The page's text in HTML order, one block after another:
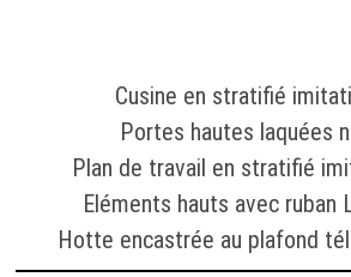
Cusine en stratifié
Portes hautes laquées
Plan de travail en stratifié
Eléments hauts avec ruban
Hotte encastrée au plafond